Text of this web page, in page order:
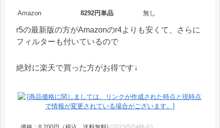
Amazon 8292円単品 無し
r5の最新版の方がAmazonのr4よりも安くて、さらに
フィルターも付いているので
絶対に楽天で買った方がお得です↓